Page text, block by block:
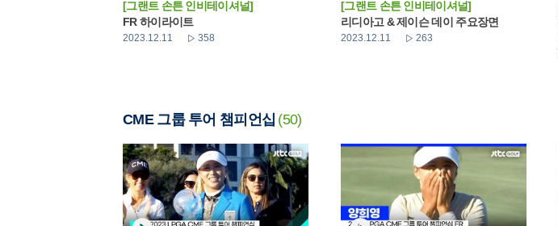
[그랜트 손튼 인비테이셔널]
FR 하이라이트
2023.12.11 358
[그랜트 손튼 인비테이셔널]
리디아고 & 제이슨 데이 주요장면
2023.12.11 263
CME 그룹 투어 챔피언십 (50)